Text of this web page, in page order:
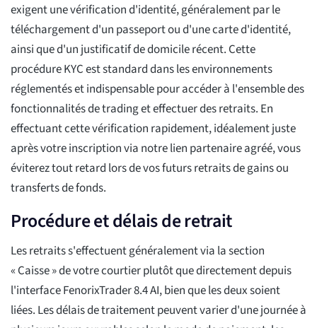
exigent une vérification d'identité, généralement par le
téléchargement d'un passeport ou d'une carte d'identité,
ainsi que d'un justificatif de domicile récent. Cette
procédure KYC est standard dans les environnements
réglementés et indispensable pour accéder à l'ensemble des
fonctionnalités de trading et effectuer des retraits. En
effectuant cette vérification rapidement, idéalement juste
après votre inscription via notre lien partenaire agréé, vous
éviterez tout retard lors de vos futurs retraits de gains ou
transferts de fonds.
Procédure et délais de retrait
Les retraits s'effectuent généralement via la section
« Caisse » de votre courtier plutôt que directement depuis
l'interface FenorixTrader 8.4 AI, bien que les deux soient
liées. Les délais de traitement peuvent varier d'une journée à